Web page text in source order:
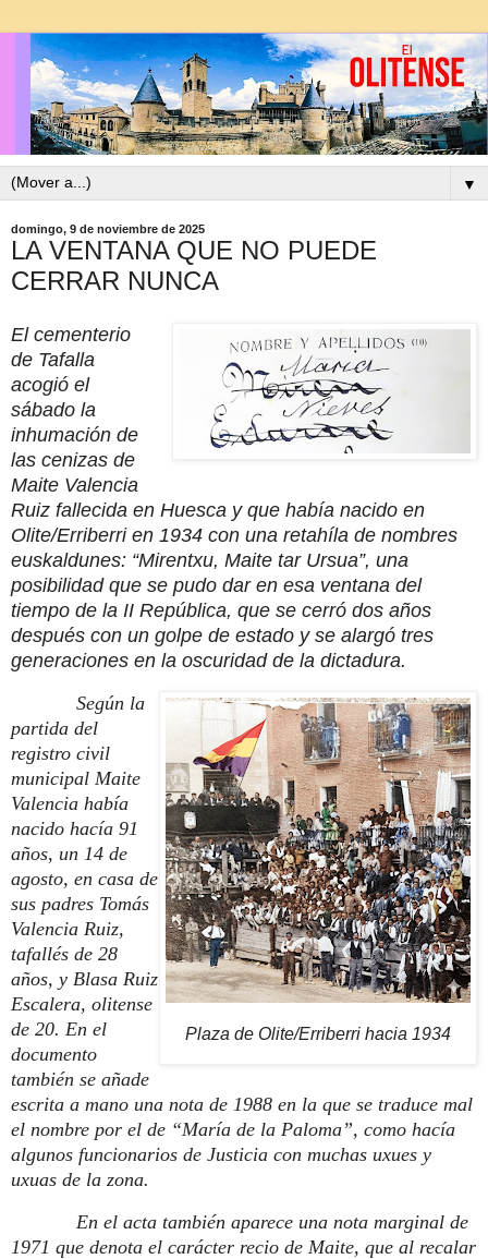
▼
domingo, 9 de noviembre de 2025
LA VENTANA QUE NO PUEDE
CERRAR NUNCA
El cementerio
de Tafalla
acogió el
sábado la
inhumación de
las cenizas de
Maite Valencia
Ruiz fallecida en Huesca y que había nacido en
Olite/Erriberri en 1934 con una retahíla de nombres
euskaldunes: “Mirentxu, Maite tar Ursua”, una
posibilidad que se pudo dar en esa ventana del
tiempo de la II República, que se cerró dos años
después con un golpe de estado y se alargó tres
generaciones en la oscuridad de la dictadura.
Plaza de Olite/Erriberri hacia 1934
Según la
partida del
registro civil
municipal Maite
Valencia había
nacido hacía 91
años, un 14 de
agosto, en casa de
sus padres Tomás
Valencia Ruiz,
tafallés de 28
años, y Blasa Ruiz
Escalera, olitense
de 20. En el
documento
también se añade
escrita a mano una nota de 1988 en la que se traduce mal
el nombre por el de “María de la Paloma”, como hacía
algunos funcionarios de Justicia con muchas uxues y
uxuas de la zona.
En el acta también aparece una nota marginal de
1971 que denota el carácter recio de Maite, que al recalar